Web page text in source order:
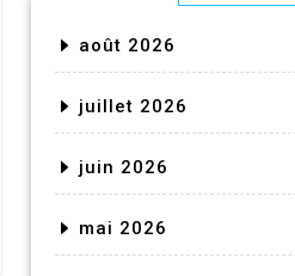
août 2026
juillet 2026
juin 2026
mai 2026